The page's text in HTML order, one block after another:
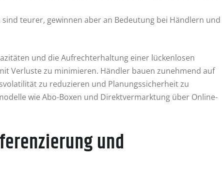
teurer, gewinnen aber an Bedeutung bei Händlern und
und die Aufrechterhaltung einer lückenlosen
Verluste zu minimieren. Händler bauen zunehmend auf
zu reduzieren und Planungssicherheit zu
wie Abo-Boxen und Direktvermarktung über Online-
und